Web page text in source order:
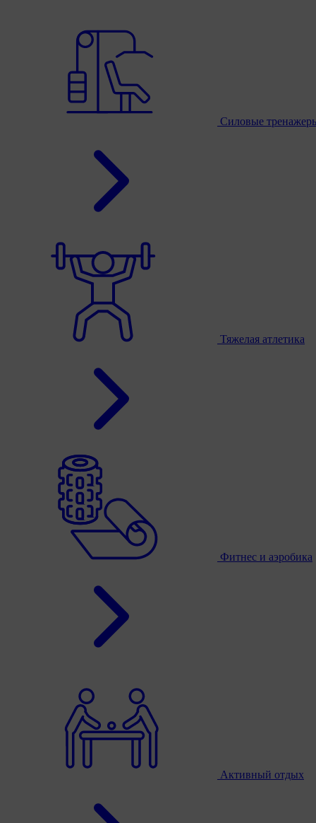
Силовые
Тяжелая атлетика
Фитнес и аэробика
Активный отдых